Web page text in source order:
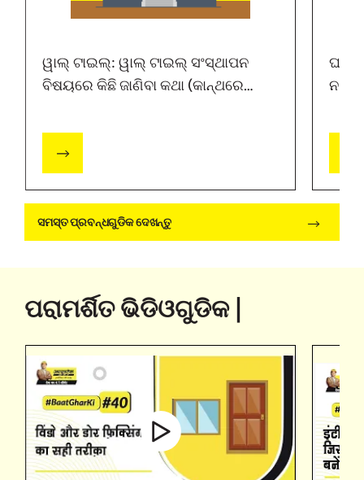
ୱାଲ୍ ଟାଇଲ୍: ୱାଲ୍ ଟାଇଲ୍ ସଂସ୍ଥାପନ
ବିଷୟରେ କିଛି ଜାଣିବା କଥା (କାନ୍ଥରେ
ଘରର
ନ
ସମସ୍ତ ପ୍ରବନ୍ଧଗୁଡିକ ଦେଖନ୍ତୁ
ପରାମର୍ଶିତ ଭିଡିଓଗୁଡିକ |